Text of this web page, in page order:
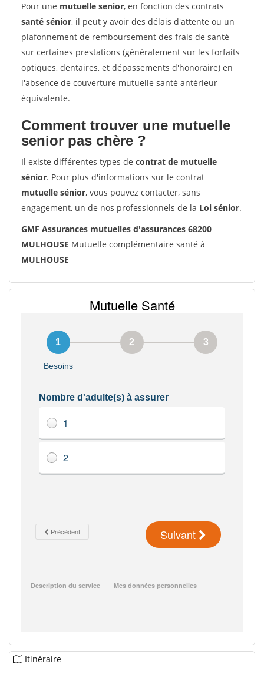
Pour une mutuelle senior, en fonction des contrats
santé sénior, il peut y avoir des délais d'attente ou un
plafonnement de remboursement des frais de santé
sur certaines prestations (généralement sur les forfaits
optiques, dentaires, et dépassements d'honoraire) en
l'absence de couverture mutuelle santé antérieur
équivalente.
Comment trouver une mutuelle
senior pas chère ?
Il existe différentes types de contrat de mutuelle
sénior. Pour plus d'informations sur le contrat
mutuelle sénior, vous pouvez contacter, sans
engagement, un de nos professionnels de la Loi sénior.
GMF Assurances mutuelles d'assurances 68200
MULHOUSE Mutuelle complémentaire santé à
MULHOUSE
Itinéraire